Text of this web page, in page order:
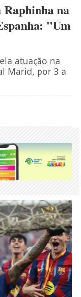
Raphinha na
"Um
atuação na
Marid, por 3 a